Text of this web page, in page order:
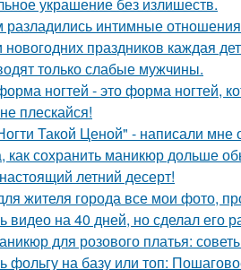
интимные
праздников каждая
только слабые мужчины.
ногтей - это форма ногтей,
плескайся!
Такой Ценой" - написали
как сохранить маникюр дольше
летний десерт!
жителя города все мои фото,
видео на 40 дней, но сделал его
для розового платья:
фольгу на базу или топ: